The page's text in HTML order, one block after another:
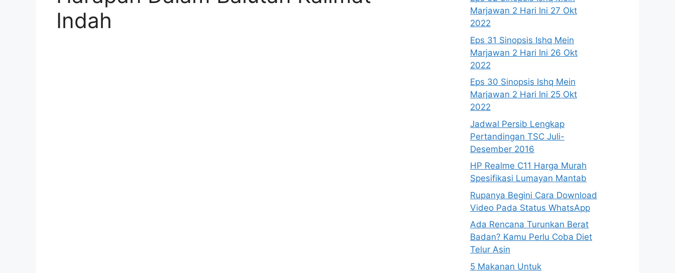
Indah
Marjawan 2 Hari Ini 27 Okt
2022
Eps 31 Sinopsis Ishq Mein
Marjawan 2 Hari Ini 26 Okt
2022
Eps 30 Sinopsis Ishq Mein
Marjawan 2 Hari Ini 25 Okt
2022
Jadwal Persib Lengkap
Pertandingan TSC Juli-
Desember 2016
HP Realme C11 Harga Murah
Spesifikasi Lumayan Mantab
Rupanya Begini Cara Download
Video Pada Status WhatsApp
Ada Rencana Turunkan Berat
Badan? Kamu Perlu Coba Diet
Telur Asin
5 Makanan Untuk